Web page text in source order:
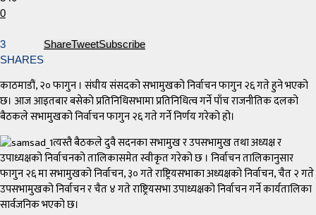
0
3
SHARES
ShareTweetSubscribe
काठमाडौं, २० फागुन । संघीय संसदको सभामुखको निर्वाचन फागुन २६ गते हुने भएको
छ। आज आइतबार बसेको प्रतिनिधिसभामा प्रतिनिधित्व गर्ने पाँच राजनीतिक दलको
बैठकले सभामुखको निर्वाचन फागुन २६ गते गर्ने निर्णय गरेको हो।
त्यस्तै बैठकले दुवै सदनका सभामुख र उपसभामुख तथा अध्यक्ष र
उपाध्यक्षको निर्वाचनको तालिकासमेत स्वीकृत गरेको छ । निर्वाचन तालिकानुसार
फागुन २६ मा सभामुखको निर्वाचन, ३० गते राष्ट्रियसभाका अध्यक्षको निर्वाचन, चैत २ गते
उपसभामुखको निर्वाचन र चैत ४ गते राष्ट्रियसभा उपाध्यक्षको निर्वाचन गर्ने कार्यतालिका
सार्वजनिक भएको छ।